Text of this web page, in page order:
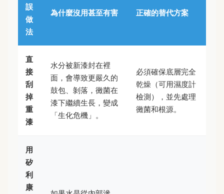
誤
做
法
為什麼沒用甚至有害 正確的替代方案
直
接
刮
掉
重
漆
水分被新漆封在裡
面，會導致更嚴久的
鼓包、剝落，黴菌在
漆下繼續生長，變成
「生化危機」。
必須確保底層完全
乾燥（可用濕度計
檢測），並先處理
黴菌和根源。
用
矽
利
康